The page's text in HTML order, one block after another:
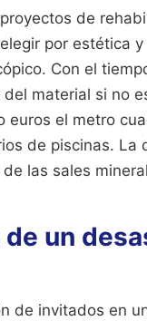
de
por estética
Con el
material si no
euros el metro
de piscinas.
las sales
un
de invitados en